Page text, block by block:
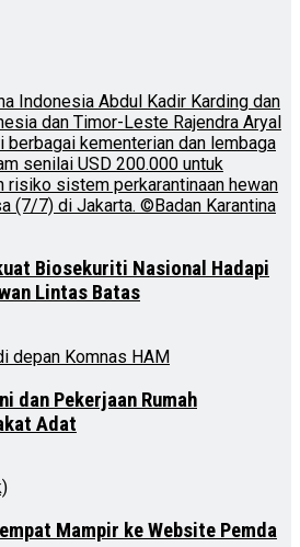
Biosekuriti Nasional Hadapi
Lintas Batas
dan Pekerjaan Rumah
Adat
Mampir ke Website Pemda